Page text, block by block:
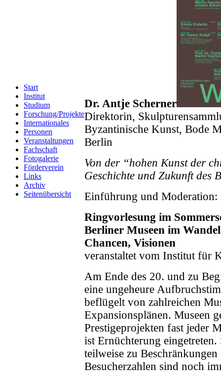
Start
Institut
Studium
Forschung/Projekte
Internationales
Personen
Veranstaltungen
Fachschaft
Fotogalerie
Förderverein
Links
Archiv
Seitenübersicht
Dr. Antje Scherner
Direktorin,
Byzantinische Kunst, Bode
Berlin
Von der “hohen Kunst der
Geschichte und Zukunft des
Einführung und
Ringvorlesung im
Berliner Museen im
Chancen, Visionen
veranstaltet vom Institut für
Am Ende des 20. und zu
eine ungeheure
beflügelt von zahlreichen
Expansionsplänen. Museen
Prestigeprojekten fast jeder
ist Ernüchterung eingetreten.
teilweise zu
Besucherzahlen sind noch